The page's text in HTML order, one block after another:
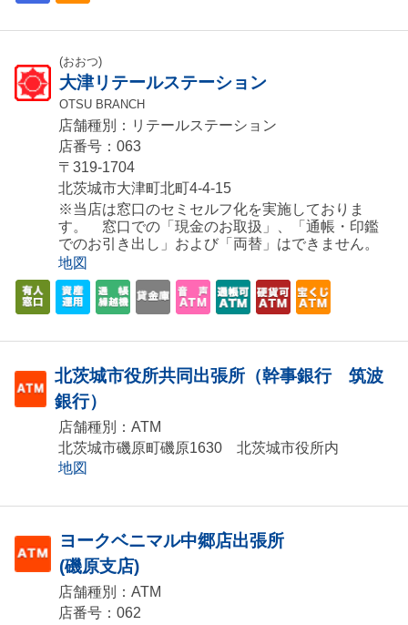
(おおつ)
大津リテールステーション
OTSU BRANCH
店舗種別：リテールステーション
店番号：063
〒319-1704
北茨城市大津町北町4-4-15
※当店は窓口のセミセルフ化を実施しておりま
す。 窓口での「現金のお取扱」、「通帳・印鑑
でのお引き出し」および「両替」はできません。
地図
北茨城市役所共同出張所（幹事銀行 筑波
銀行）
店舗種別：ATM
北茨城市磯原町磯原1630 北茨城市役所内
地図
ヨークベニマル中郷店出張所
(磯原支店)
店舗種別：ATM
店番号：062